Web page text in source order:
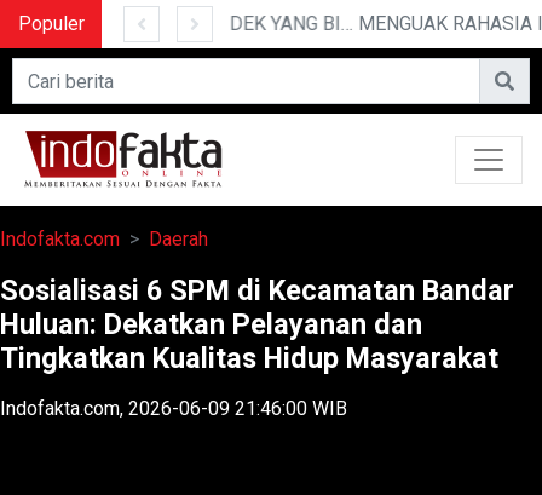
Populer 10 CERITA LUCU PENDEK YANG BIKIN NGAKAK
Indofakta.com Daerah
Sosialisasi 6 SPM di Kecamatan Bandar
Huluan: Dekatkan Pelayanan dan
Tingkatkan Kualitas Hidup Masyarakat
Indofakta.com, 2026-06-09 21:46:00 WIB